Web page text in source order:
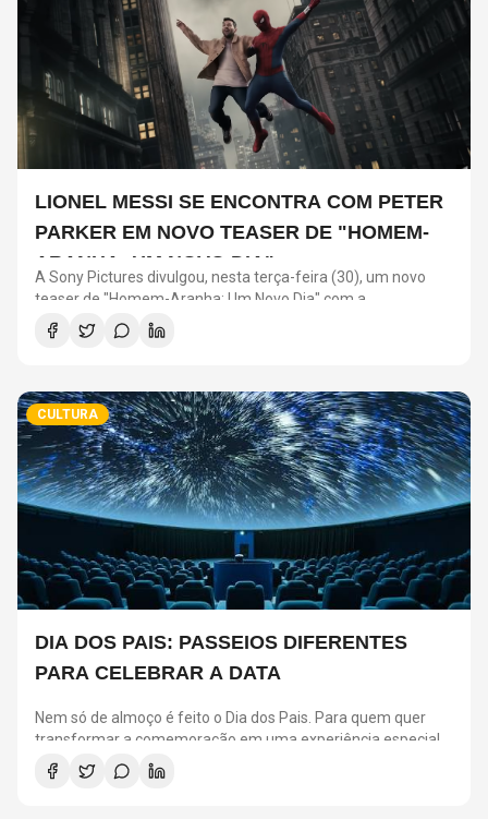
LIONEL MESSI SE ENCONTRA COM PETER
PARKER EM NOVO TEASER DE "HOMEM-
ARANHA: UM NOVO DIA"
A Sony Pictures divulgou, nesta terça-feira (30), um novo
teaser de "Homem-Aranha: Um Novo Dia" com a
participação de Lionel Messi. O astro argentino divide a cena
com o universo do herói em uma ação promocional do filme.
CULTURA
DIA DOS PAIS: PASSEIOS DIFERENTES
PARA CELEBRAR A DATA
Nem só de almoço é feito o Dia dos Pais. Para quem quer
transformar a comemoração em uma experiência especial,
São Paulo reúne atrações para todos os estilos.
Selecionamos seis passeios que prometem agradar pais e